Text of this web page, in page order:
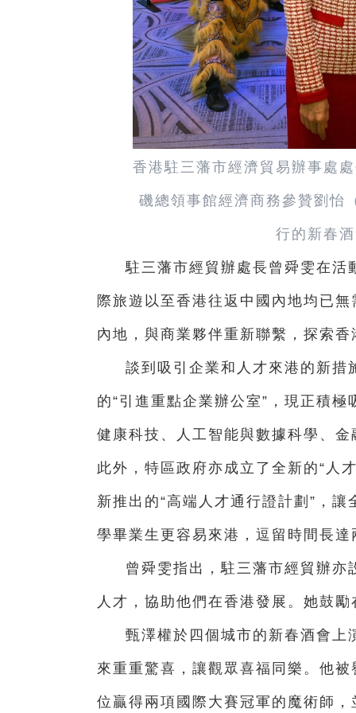
香港駐三藩市經濟貿易辦事處
磯總領事館經濟商務參贊劉怡
行的新春
駐三藩市經貿辦處長曾舜雯在活
際旅遊以至香港往返中國內地均已
內地，與商業夥伴重新聯繫，探索
談到吸引企業和人才來港的新措
的“引進重點企業辦公室”，現正積
健康科技、人工智能與數據科學、
此外，特區政府亦成立了全新的“人
新推出的“高端人才通行證計劃”，
學畢業生更容易來港，逗留時間長
曾舜雯指出，駐三藩市經貿辦亦
人才，協助他們在香港發展。她鼓
甄澤權於四個城市的新春酒會上
來重重驚喜，讓觀眾喜福同樂。他
位贏得兩項國際大賽冠軍的魔術師